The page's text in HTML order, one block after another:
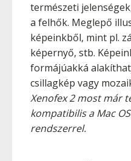
természeti
a felhők. Meglepő
képeinkből, mint pl.
képernyő, stb.
formájúakká
csillagkép vagy
Xenofex 2 most már
kompatibilis a Mac
rendszerrel.